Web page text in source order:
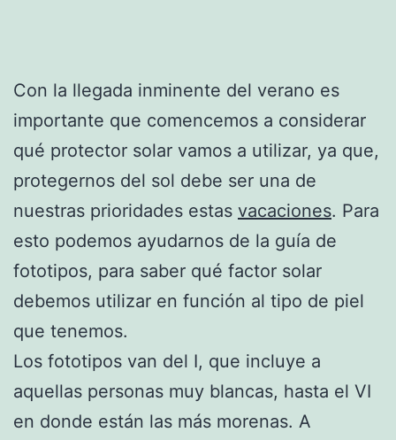
Con la llegada inminente del verano es
importante que comencemos a considerar
qué protector solar vamos a utilizar, ya que,
protegernos del sol debe ser una de
nuestras prioridades estas vacaciones. Para
esto podemos ayudarnos de la guía de
fototipos, para saber qué factor solar
debemos utilizar en función al tipo de piel
que tenemos.
Los fototipos van del I, que incluye a
aquellas personas muy blancas, hasta el VI
en donde están las más morenas. A